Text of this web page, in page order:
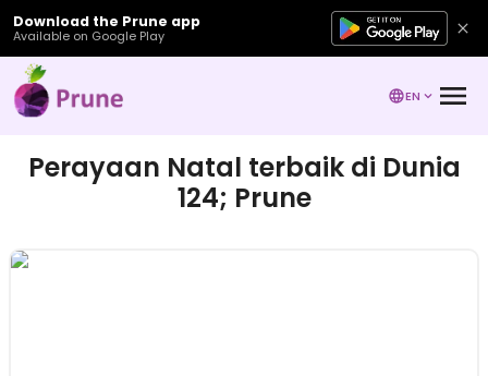
Download the Prune app
Available on Google Play
EN
Perayaan Natal terbaik di Dunia
124; Prune